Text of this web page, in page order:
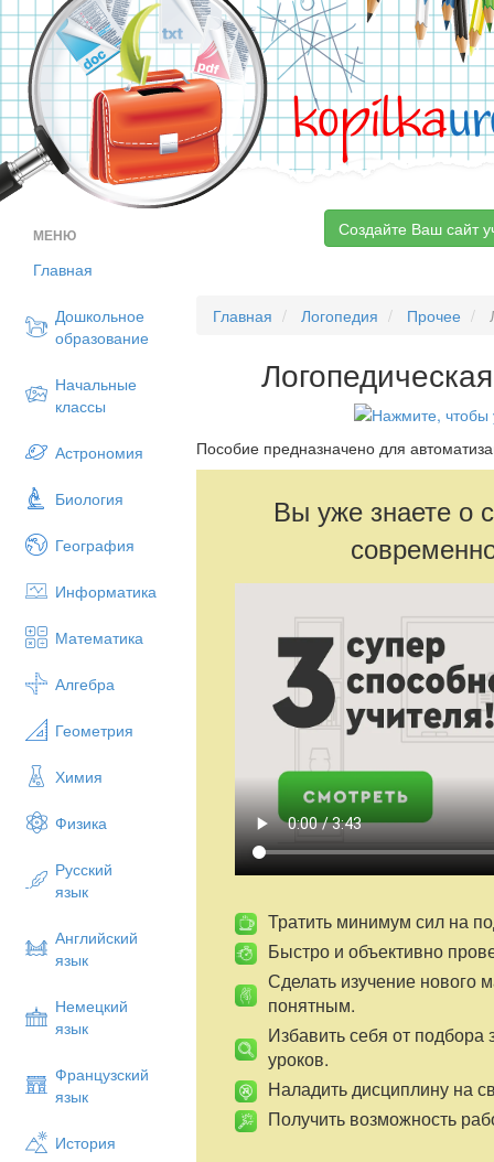
kopilka
МЕНЮ
Главная
Дошкольное
образование
Начальные
классы
Астрономия
Биология
География
Информатика
Математика
Алгебра
Геометрия
Химия
Физика
Русский
язык
Английский
язык
Немецкий
язык
Французский
язык
История
Создайте Ваш сайт
Главная Логопедия Прочее
Пособие предназначено для
Вы уже знаете о
Тратить минимум сил на
Быстро и объективно
Сделать изучение нового
понятным.
Избавить себя от подбора
уроков.
Наладить дисциплину на
Получить возможность